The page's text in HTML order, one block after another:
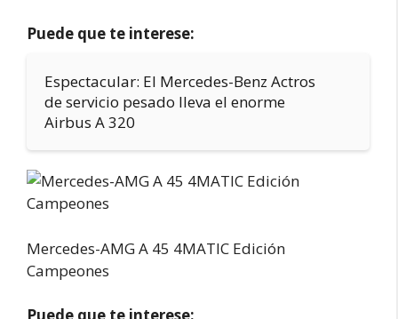
Puede que te interese:
Espectacular: El Mercedes-Benz Actros
de servicio pesado lleva el enorme
Airbus A 320
Mercedes-AMG A 45 4MATIC Edición
Campeones